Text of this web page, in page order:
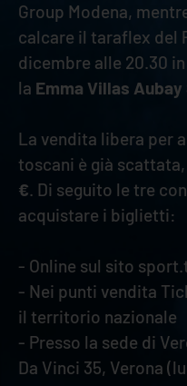
Group Modena,
calcare il taraflex del
dicembre alle 20.30
la Emma Villas Aubay
La vendita libera per
toscani è già
€. Di seguito le tre
acquistare i biglietti:
- Online sul sito
- Nei punti vendita
il territorio nazionale
- Presso la sede di
Da Vinci 35, Verona